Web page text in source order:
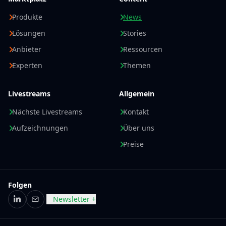
Produkte
Lösungen
Anbieter
Experten
News
Stories
Ressourcen
Themen
Livestreams
Nächste Livestreams
Aufzeichnungen
Allgemein
Kontakt
Über uns
Preise
Folgen
LinkedIn
E-MailNewsletter +